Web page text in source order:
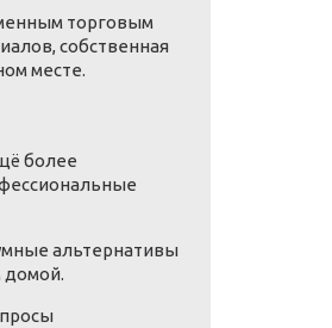
торговым
собственная
месте.
более
альтернативы
домой.